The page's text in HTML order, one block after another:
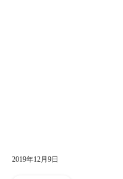
2019年12月9日